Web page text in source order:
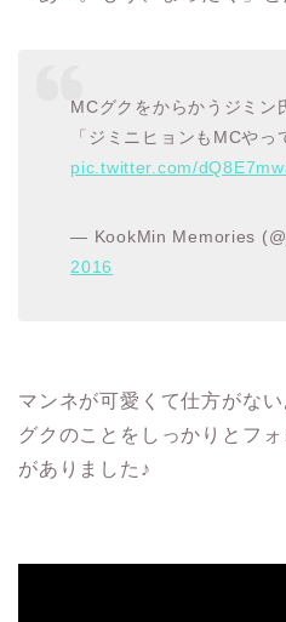
MCグクをからかうジミン
「ジミニヒョンもMCやっ
pic.twitter.com/
— KookMin Memories
2016
マンネが可愛くて仕方がな
グクのことをしっかりとフ
がありました♪